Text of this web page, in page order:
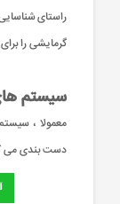
راستای
گرمایشی را
سیستم
معمولا ،
دست بندی می